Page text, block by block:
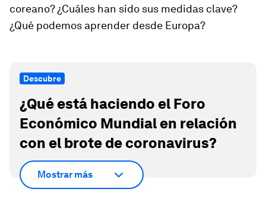
coreano? ¿Cuáles han sido sus medidas clave?
¿Qué podemos aprender desde Europa?
Descubre
¿Qué está haciendo el Foro
Económico Mundial en relación
con el brote de coronavirus?
Mostrar más